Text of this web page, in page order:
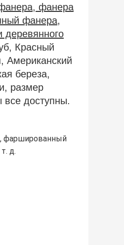
фанера
фанера,
Красный
Американский
береза,
размер
доступны.
фаршированный
д.